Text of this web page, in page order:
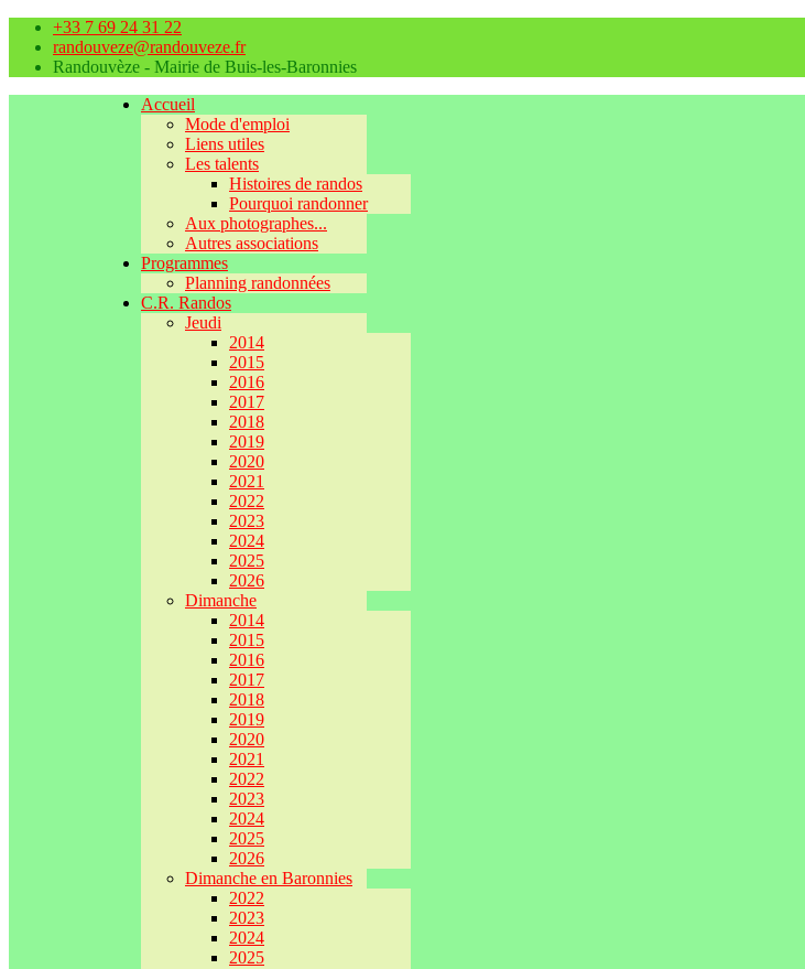
+33 7 69 24 31 22
randouveze@randouveze.fr
Randouvèze - Mairie de Buis-les-Baronnies
Accueil
Mode d'emploi
Liens utiles
Les talents
Histoires de randos
Pourquoi randonner
Aux photographes...
Autres associations
Programmes
Planning randonnées
C.R. Randos
Jeudi
2014
2015
2016
2017
2018
2019
2020
2021
2022
2023
2024
2025
2026
Dimanche
2014
2015
2016
2017
2018
2019
2020
2021
2022
2023
2024
2025
2026
Dimanche en Baronnies
2022
2023
2024
2025